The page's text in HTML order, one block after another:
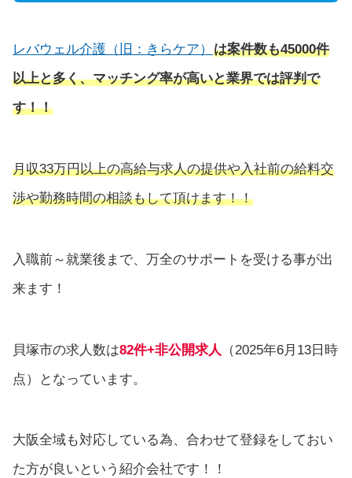
レバウェル介護（旧：きらケア） は案件数も45000件
以上と多く、マッチング率が高いと業界では評判で
す！！
月収33万円以上の高給与求人の提供や入社前の給料交
渉や勤務時間の相談もして頂けます！！
入職前～就業後まで、万全のサポートを受ける事が出
来ます！
貝塚市の求人数は82件+非公開求人
（2025年6月13日時
点）となっています。
大阪全域も対応している為、合わせて登録をしておい
た方が良いという紹介会社です！！